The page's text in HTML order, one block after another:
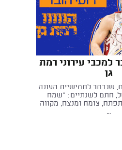
למכבי עירוני רמת
גן
שנבחר לחמישיית העונה
חתם לשנתיים: "שמח
צומח ומנצח, מקווה
...